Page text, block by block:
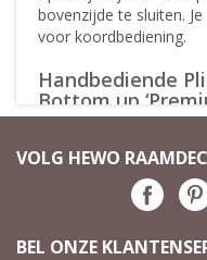
bovenzijde te sluiten.
voor koordbediening.
Handbediende
Bottom up
nieuwste kleuren. Wij
bottom up zodat je de
bedienen en posities
grote ramen kun je
VOLG HEWO
BEL ONZE